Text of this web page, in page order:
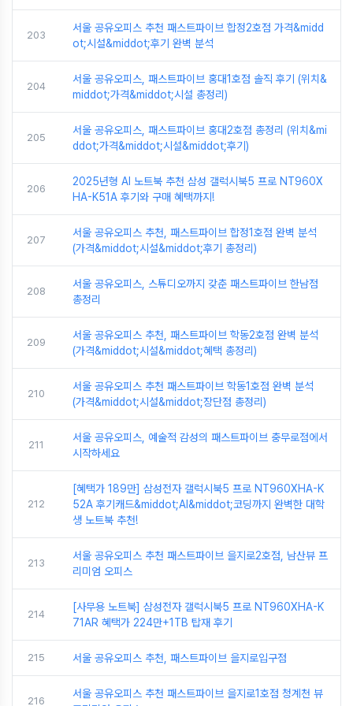
203
서울 공유오피스 추천 패스트파이브 합정2호점 가격&midd
ot;시설&middot;후기 완벽 분석
204
서울 공유오피스, 패스트파이브 홍대1호점 솔직 후기 (위치&
middot;가격&middot;시설 총정리)
205
서울 공유오피스, 패스트파이브 홍대2호점 총정리 (위치&mi
ddot;가격&middot;시설&middot;후기)
206
2025년형 AI 노트북 추천 삼성 갤럭시북5 프로 NT960X
HA-K51A 후기와 구매 혜택까지!
207
서울 공유오피스 추천, 패스트파이브 합정1호점 완벽 분석
(가격&middot;시설&middot;후기 총정리)
208
서울 공유오피스, 스튜디오까지 갖춘 패스트파이브 한남점
총정리
209
서울 공유오피스 추천, 패스트파이브 학동2호점 완벽 분석
(가격&middot;시설&middot;혜택 총정리)
210
서울 공유오피스 추천 패스트파이브 학동1호점 완벽 분석
(가격&middot;시설&middot;장단점 총정리)
211
서울 공유오피스, 예술적 감성의 패스트파이브 충무로점에서
시작하세요
212
[혜택가 189만] 삼성전자 갤럭시북5 프로 NT960XHA-K
52A 후기캐드&middot;AI&middot;코딩까지 완벽한 대학
생 노트북 추천!
213
서울 공유오피스 추천 패스트파이브 을지로2호점, 남산뷰 프
리미엄 오피스
214
[사무용 노트북] 삼성전자 갤럭시북5 프로 NT960XHA-K
71AR 혜택가 224만+1TB 탑재 후기
215 서울 공유오피스 추천, 패스트파이브 을지로입구점
216
서울 공유오피스 추천 패스트파이브 을지로1호점 청계천 뷰